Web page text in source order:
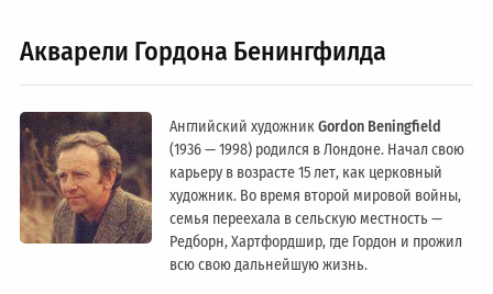
Акварели Гордона Бенингфилда
Английский художникGordon Beningfield
(1936 — 1998) родился в Лондоне. Начал свою
карьеру в возрасте 15 лет, как церковный
художник. Во время второй мировой войны,
семья переехала в сельскую местность —
Редборн, Хартфордшир, где Гордон и прожил
всю свою дальнейшую жизнь.